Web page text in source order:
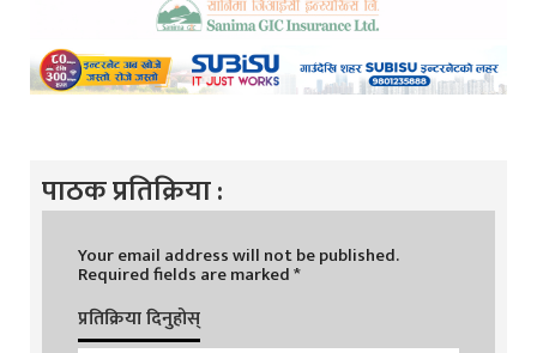
पाठक प्रतिक्रिया :
Your email address will not be published.
Required fields are marked*
प्रतिक्रिया दिनुहोस्